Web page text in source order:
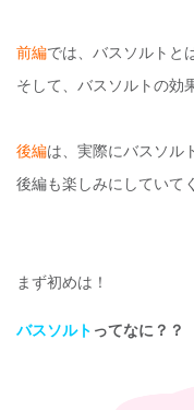
前編では、バスソルトと
そして、バスソルトの効
後編は、実際にバスソル
後編も楽しみにしていて
まず初めは！
バスソルト ってなに？？